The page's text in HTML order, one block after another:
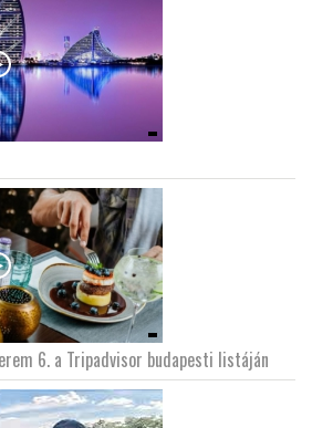
6. a Tripadvisor budapesti listáján